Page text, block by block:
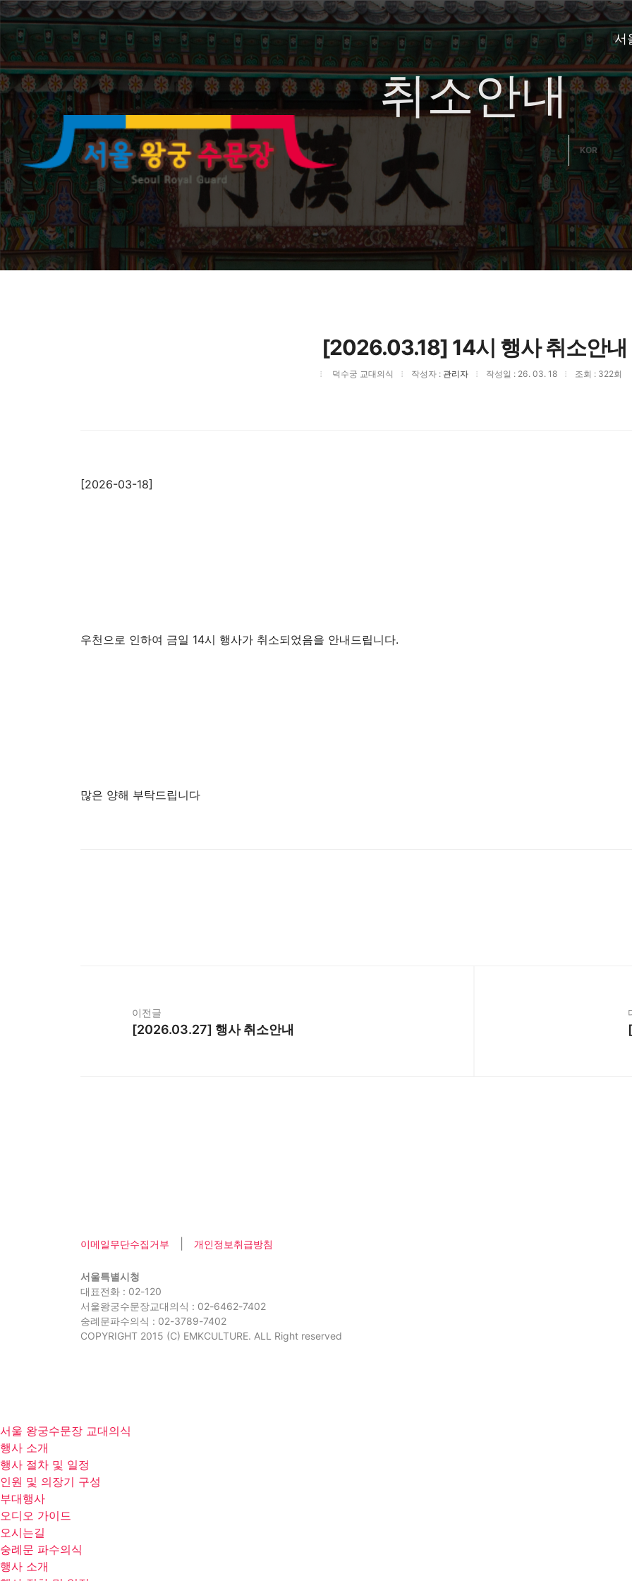
서
KOR
취소안내
[2026.03.18] 14시 행사 취소안내
덕수궁 교대의식 작성자 : 관리자 작성일 : 26. 03. 18 조회 : 322회
[2026-03-18]
우천으로 인하여 금일 14시 행사가 취소되었음을 안내드립니다.
많은 양해 부탁드립니다
이전글
[2026.03.27] 행사 취소안내
이메일무단수집거부 개인정보취급방침
서울특별시청
대표전화 : 02-120
서울왕궁수문장교대의식 : 02-6462-7402
숭례문파수의식 : 02-3789-7402
COPYRIGHT 2015 (C) EMKCULTURE. ALL Right reserved
서울 왕궁수문장 교대의식
행사 소개
행사 절차 및 일정
인원 및 의장기 구성
부대행사
오디오 가이드
오시는길
숭례문 파수의식
행사 소개